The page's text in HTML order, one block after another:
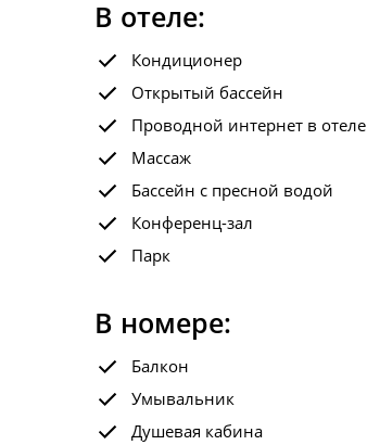
В отеле:
Кондиционер
Открытый бассейн
Проводной интернет в отеле
Массаж
Бассейн с пресной водой
Конференц-зал
Парк
В номере:
Балкон
Умывальник
Душевая кабина